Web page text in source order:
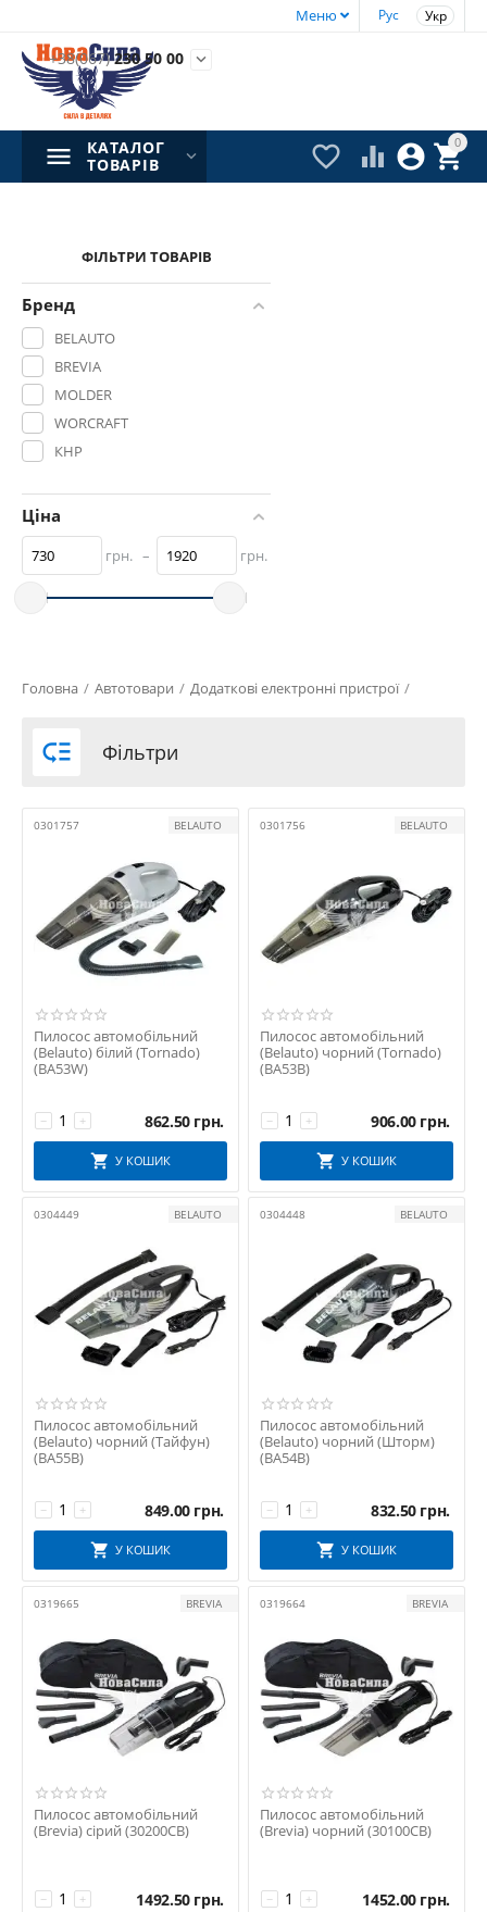
Рус Укр
Меню
+38(067)230 50 00 
0


 
КАТАЛОГ
ТОВАРІВ
ФІЛЬТРИ ТОВАРІВ
Бренд
BELAUTO
BREVIA
MOLDER
WORCRAFT
КНР
Ціна
грн. – грн.
Головна / Автотовари / Додаткові електронні пристрої /
 Фільтри
0301757 BELAUTO
Пилосос автомобільний
(Belauto) білий (Tornado)
(BA53W)
+
− 862.50 грн.
У КОШИК
0301756 BELAUTO
Пилосос автомобільний
(Belauto) чорний (Tornado)
(BA53B)
+
− 906.00 грн.
У КОШИК
0304449 BELAUTO
Пилосос автомобільний
(Belauto) чорний (Тайфун)
(BA55B)
+
− 849.00 грн.
У КОШИК
0304448 BELAUTO
Пилосос автомобільний
(Belauto) чорний (Шторм)
(BA54B)
+
− 832.50 грн.
У КОШИК
0319665 BREVIA
Пилосос автомобільний
(Brevia) сірий (30200CB)
+
− 1492.50 грн.
0319664 BREVIA
Пилосос автомобільний
(Brevia) чорний (30100CB)
+
− 1452.00 грн.